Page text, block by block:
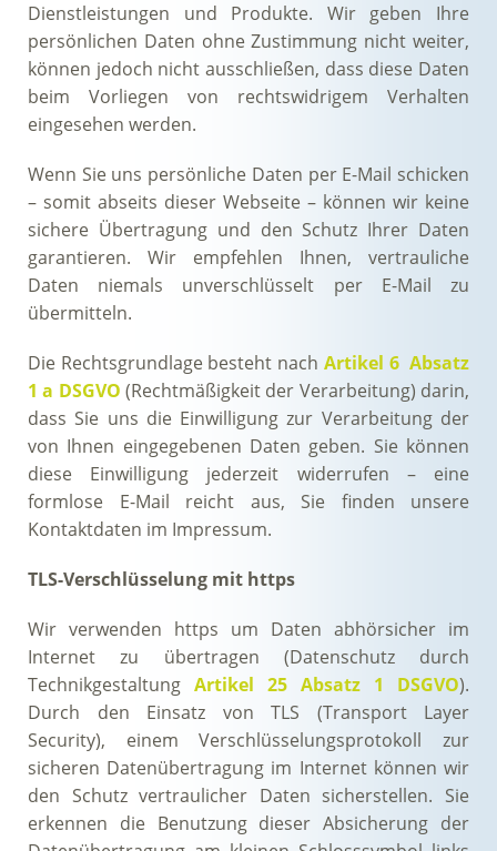
Dienstleistungen und Produkte. Wir geben Ihre
persönlichen Daten ohne Zustimmung nicht weiter,
können jedoch nicht ausschließen, dass diese Daten
beim Vorliegen von rechtswidrigem Verhalten
eingesehen werden.
Wenn Sie uns persönliche Daten per E-Mail schicken
– somit abseits dieser Webseite – können wir keine
sichere Übertragung und den Schutz Ihrer Daten
garantieren. Wir empfehlen Ihnen, vertrauliche
Daten niemals unverschlüsselt per E-Mail zu
übermitteln.
Die Rechtsgrundlage besteht nach Artikel 6 Absatz
1 a DSGVO (Rechtmäßigkeit der Verarbeitung) darin,
dass Sie uns die Einwilligung zur Verarbeitung der
von Ihnen eingegebenen Daten geben. Sie können
diese Einwilligung jederzeit widerrufen – eine
formlose E-Mail reicht aus, Sie finden unsere
Kontaktdaten im Impressum.
TLS-Verschlüsselung mit https
Wir verwenden https um Daten abhörsicher im
Internet zu übertragen (Datenschutz durch
Technikgestaltung Artikel 25 Absatz 1 DSGVO).
Durch den Einsatz von TLS (Transport Layer
Security), einem Verschlüsselungsprotokoll zur
sicheren Datenübertragung im Internet können wir
den Schutz vertraulicher Daten sicherstellen. Sie
erkennen die Benutzung dieser Absicherung der